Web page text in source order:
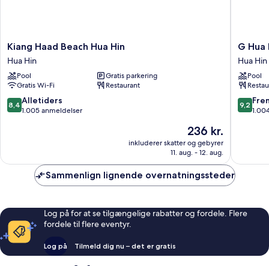
Kiang
Haad
Beach
Hua
Hin
Hua
Hin
Kiang Haad Beach Hua Hin
Hua Hin
Pool
Gratis parkering
Gratis Wi-Fi
Restaurant
8.4
ud
anmeldelser
8,4 Alletiders
1.005 anmeldelser
Prisen
236 kr.
236 kr.
inkluderer skatter og gebyrer
11. aug. - 12. aug.
G
Hua
Hin
Resort
&
Mall
Hua
G Hua
Hua Hin
Pool
9.2
ud
9,2
Sammenlign lignende overnatningssteder
Log på for at se tilgængelige rabatter og fordele. Flere
fordele til flere eventyr.
Log på Tilmeld dig nu – det er gratis